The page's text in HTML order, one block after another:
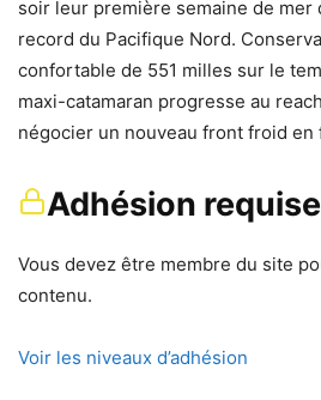
soir leur première semaine de mer
record du Pacifique Nord.
confortable de 551 milles sur le
maxi-catamaran progresse au
négocier un nouveau front froid en
Adhésion requise
Vous devez être membre du site
contenu.
Voir les niveaux d’adhésion